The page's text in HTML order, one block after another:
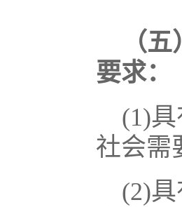
（
要求：
(1)
社会需
(2)